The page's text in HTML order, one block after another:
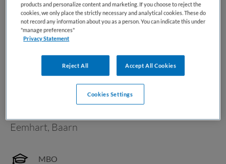
Zorgmanagement (347)
Meest recente vacatures op Medische
banenbank | Werk(t) in zorg en welzijn
Eemhart, Baarn
MBO
products and personalize content and marketing. If you choose to reject the
cookies, we only place the strictly necessary and analytical cookies. These do
not record any information about you as a person. You can indicate this under
"manage preferences"
Privacy Statement
Reject All Accept All Cookies
Cookies Settings